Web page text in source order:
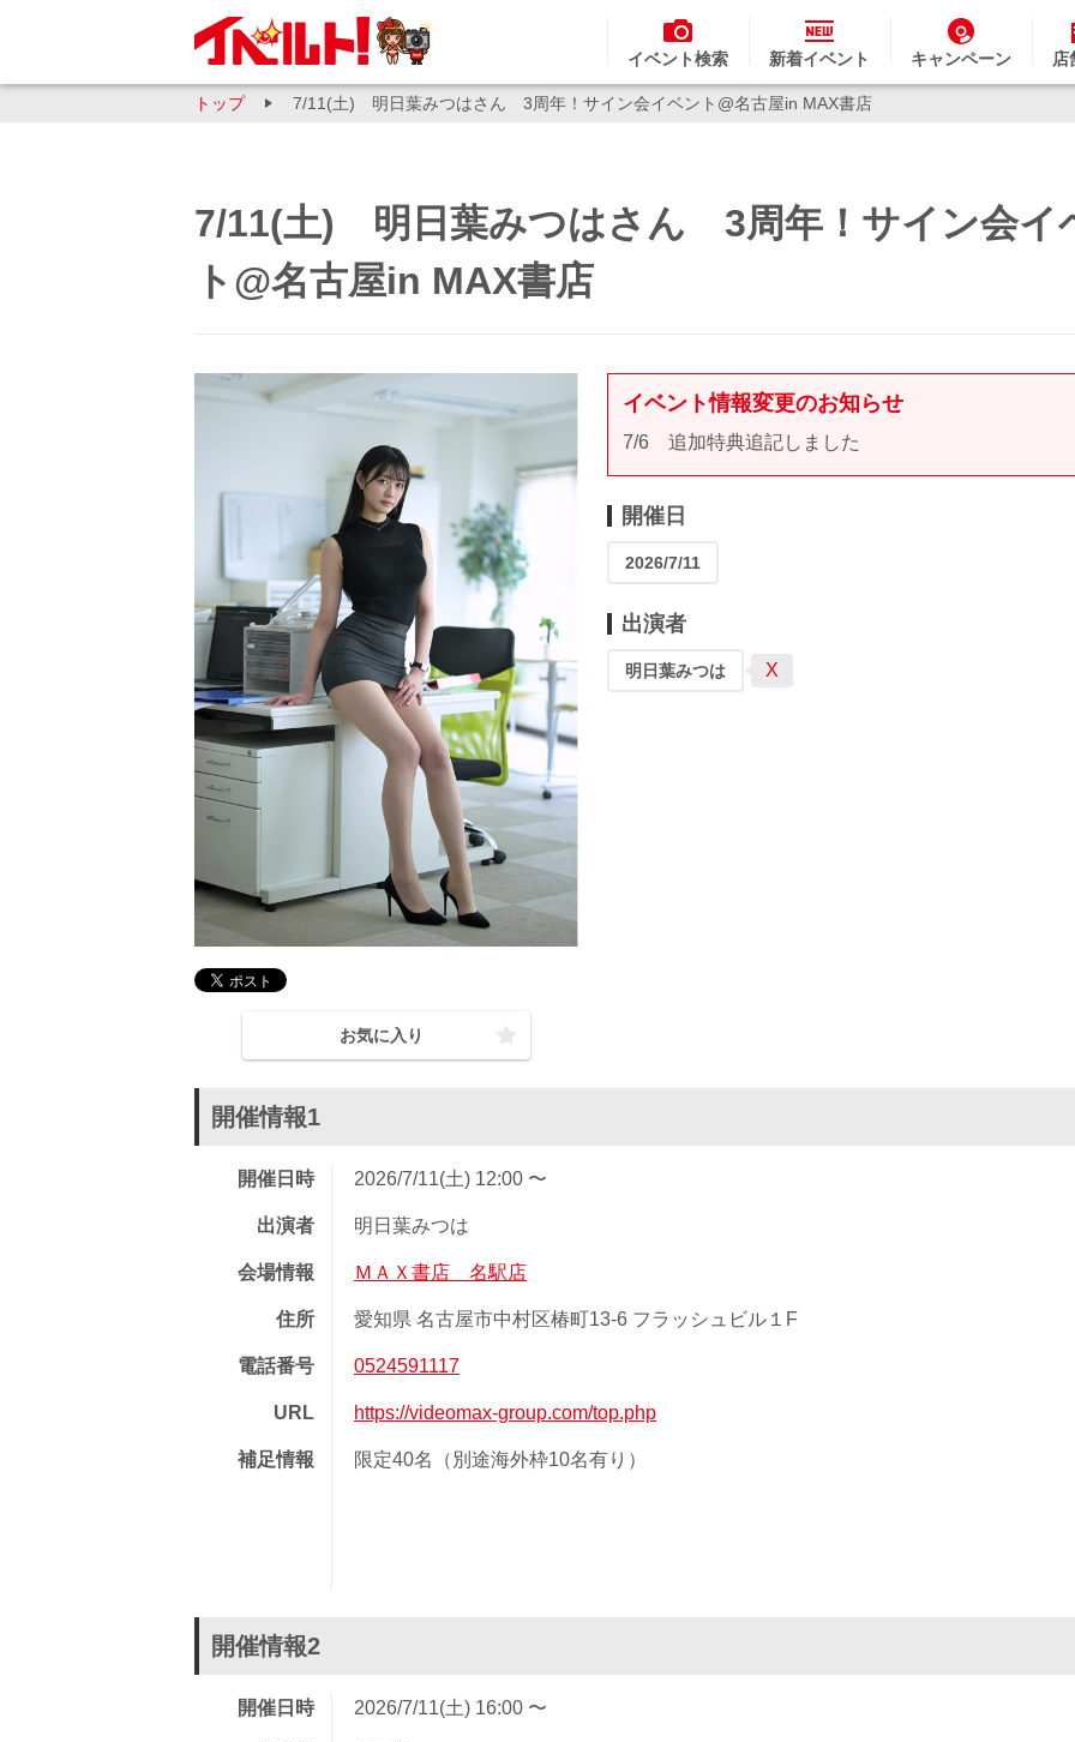
イベント検索 新着イベント キャンペーン 店
トップ 7/11(土) 明日葉みつはさん 3周年！サイン会イベント@名古屋in MAX書店
7/11(土) 明日葉みつはさん 3周年！サイン会イ
ト@名古屋in MAX書店
お気に入り
イベント情報変更のお知らせ
7/6 追加特典追記しました
開催日
2026/7/11
出演者
明日葉みつは X
開催情報1
開催日時 2026/7/11(土) 12:00 〜
出演者 明日葉みつは
会場情報 ＭＡＸ書店 名駅店
住所 愛知県 名古屋市中村区椿町13-6 フラッシュビル１F
電話番号 0524591117
URL https://videomax-group.com/top.php
補足情報 限定40名（別途海外枠10名有り）
開催情報2
開催日時 2026/7/11(土) 16:00 〜